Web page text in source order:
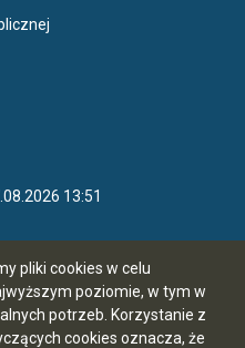
pliki cookies w celu
poziomie, w tym w
potrzeb. Korzystanie z
cookies oznacza, że
13:51